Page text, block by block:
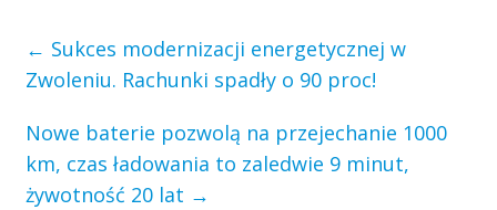
← Sukces modernizacji energetycznej w
Zwoleniu. Rachunki spadły o 90 proc!
Nowe baterie pozwolą na przejechanie 1000
km, czas ładowania to zaledwie 9 minut,
żywotność 20 lat →